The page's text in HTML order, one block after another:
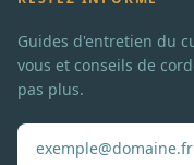
Guides d'entretien du
vous et conseils de
pas plus.